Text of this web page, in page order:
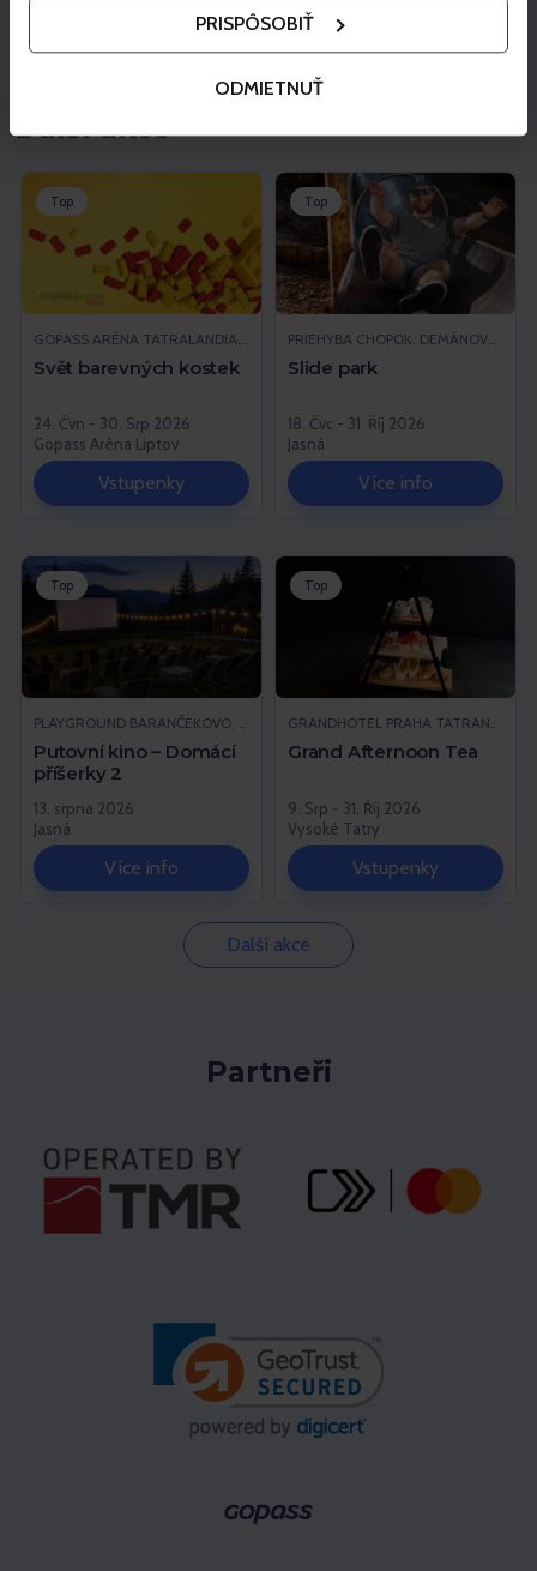
PRISPÔSOBIŤ
ODMIETNUŤ
Další akce
Top
GOPASS ARÉNA TATRALANDIA, LIPTOVSKÝ MIKULÁŠ
Svět barevných kostek
24. Čvn - 30. Srp 2026
Gopass Aréna Liptov
Vstupenky
Top
PRIEHYBA CHOPOK, DEMÄNOVSKÁ DOLINA
Slide park
18. Čvc - 31. Říj 2026
Jasná
Více info
Top
PLAYGROUND BARANČEKOVO, DEMÄNOVSKÁ DOLINA
Putovní kino – Domácí
příšerky 2
13. srpna 2026
Jasná
Více info
Top
GRANDHOTEL PRAHA TATRANSKÁ LOMNICA, VYSOKÉ TATRY
Grand Afternoon Tea
9. Srp - 31. Říj 2026
Vysoké Tatry
Vstupenky
Další akce
Partneři